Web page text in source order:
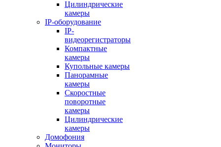
Цилиндрические
камеры
IP-оборудование
IP-
видеорегистраторы
Компактные
камеры
Купольные камеры
Панорамные
камеры
Скоростные
поворотные
камеры
Цилиндрические
камеры
Домофония